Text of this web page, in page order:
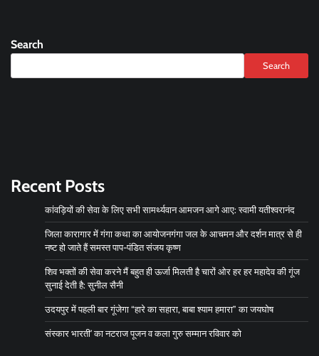
Search
Search
Recent Posts
कांवड़ियों की सेवा के लिए सभी सामर्थ्यवान आमजन आगे आए: स्वामी यतीश्वरानंद
जिला कारागार में गंगा कथा का आयोजनगंगा जल के आचमन और दर्शन मात्र से ही
नष्ट हो जाते हैं समस्त पाप-पंडित संजय कृष्ण
शिव भक्तों की सेवा करने मैं बहुत ही ऊर्जा मिलती है चारों ओर हर हर महादेव की गूंज
सुनाई देती है: सुनील सैनी
उदयपुर में पहली बार गूंजेगा “हारे का सहारा, बाबा श्याम हमारा” का जयघोष
संस्कार भारती’ का नटराज पूजन व कला गुरु सम्मान रविवार को